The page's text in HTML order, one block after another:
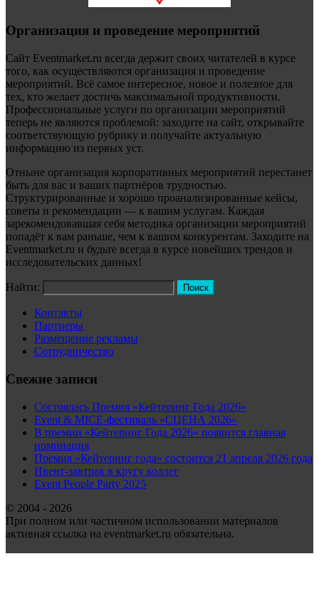
Организация и проведение мероприятий
Сайт Eventmarket.ru всегда держит своих читателей в курсе
того, как осуществляются организация и проведение
мероприятий. Всё самое интересное, новое и полезное для
тех, кто желает достичь максимальной продуктивности.
Профессиональные услуги по организации мероприятий
теперь не являются проблемой: заходите на сайт, открывайте
соответствующую рубрику и получайте актуальную
информацию из первых уст.
Отныне организация корпоративных мероприятий перестанет
быть для вас и ваших партнёров трудностью.
Структурированные и хорошо проанализированные кейсы,
советы и рекомендации — к вашим услугам. Каждая
зарекомендовавшая себя методика организации мероприятий
попадёт к вам раньше, чем к вашим конкурентам. Заходите на
Eventmarket.ru и будьте всегда в курсе новейших трендов и
исследовательских данных!
Найти:
Контакты
Партнеры
Размещение рекламы
Сотрудничество
Свежие записи
Состоялась Премия «Кейтеринг Года 2026»
Event & MICE-фестиваль «СЦЕНА 2026»
В премии «Кейтеринг Года 2026» появится главная
номинация
Премия «Кейтеринг года» состоится 21 апреля 2026 года
Ивент-завтрак в кругу коллег
Event People Party 2025
© 2004 - 2026
При полном или частичном использовании материалов
активная ссылка на eventmarket.ru обязательна.